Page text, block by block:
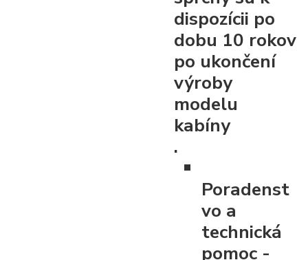
dispozícii po
dobu 10 rokov
po ukončení
výroby
modelu
kabíny
.
Poradenst
vo a
technická
pomoc -